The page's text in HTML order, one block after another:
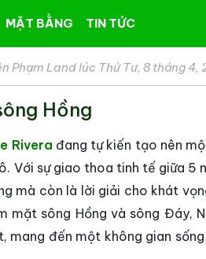
MẶT BẰNG TIN TỨC
Phạm Land lúc Thứ Tư, 8 tháng 4,
Hồng
Rivera đang tự kiến tạo nên
Với sự giao thoa tinh tế giữa 5
mà còn là lời giải cho khát
mặt sông Hồng và sông Đáy,
mang đến một không gian